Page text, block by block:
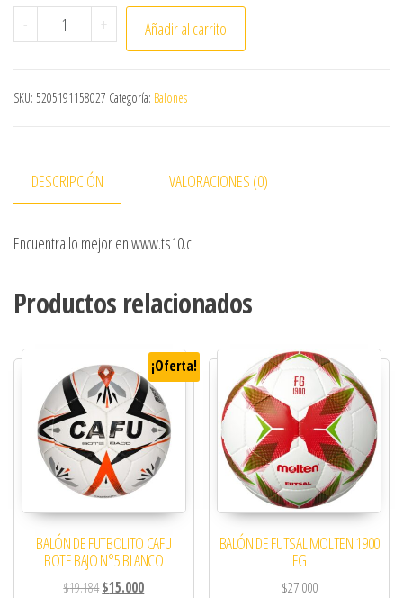
- BALÓN DE FUTBOLITO CAFU BOTE BAJO N°5 AMARILLO
+ Añadir al carrito
SKU: 5205191158027 Categoría: Balones
DESCRIPCIÓN VALORACIONES (0)
Encuentra lo mejor en www.ts10.cl
Productos relacionados
¡Oferta!
BALÓN DE FUTBOLITO CAFU
BOTE BAJO N°5 BLANCO
$19.184El precio original era: $19.184.
$15.000El precio actual es: $15.000.
BALÓN DE FUTSAL MOLTEN 1900
FG
$27.000